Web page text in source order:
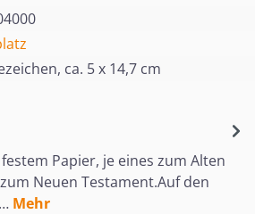
ca. 5 x 14,7 cm
Papier, je eines zum Alten
Neuen Testament.Auf den
Mehr